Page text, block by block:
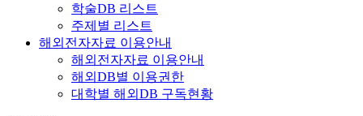
학술DB 리스트
주제별 리스트
해외전자자료 이용안내
해외전자자료 이용안내
해외DB별 이용권한
대학별 해외DB 구독현황